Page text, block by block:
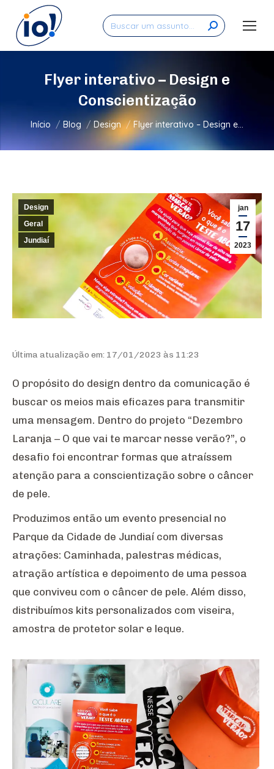
Search:
Flyer interativo – Design e
Conscientização
Você está aqui:
Início Blog Design Flyer interativo – Design e…
jan
17
2023
Design
Geral
Jundiaí
Última atualização em: 17/01/2023 às 11:23
O propósito do design dentro da comunicação é
buscar os meios mais eficazes para transmitir
uma mensagem. Dentro do projeto “Dezembro
Laranja – O que vai te marcar nesse verão?”, o
desafio foi encontrar formas que atraíssem
atenção para a conscientização sobre o câncer
de pele.
Produzimos então um evento presencial no
Parque da Cidade de Jundiaí com diversas
atrações: Caminhada, palestras médicas,
atração artística e depoimento de uma pessoa
que conviveu com o câncer de pele. Além disso,
distribuímos kits personalizados com viseira,
amostra de protetor solar e leque.